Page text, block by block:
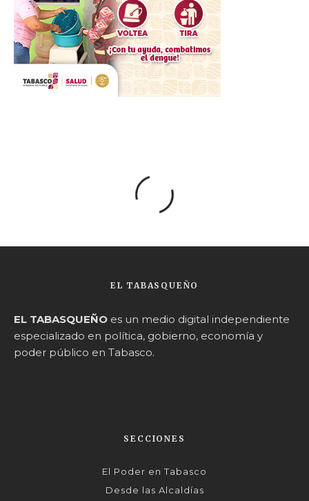
EL TABASQUEÑO
EL TABASQUEÑO es un medio digital independiente
especializado en política, gobierno, economía y
poder público en Tabasco.
SECCIONES
El Poder en Tabasco
Desde las Alcaldías